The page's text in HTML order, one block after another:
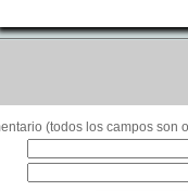
(todos los campos son